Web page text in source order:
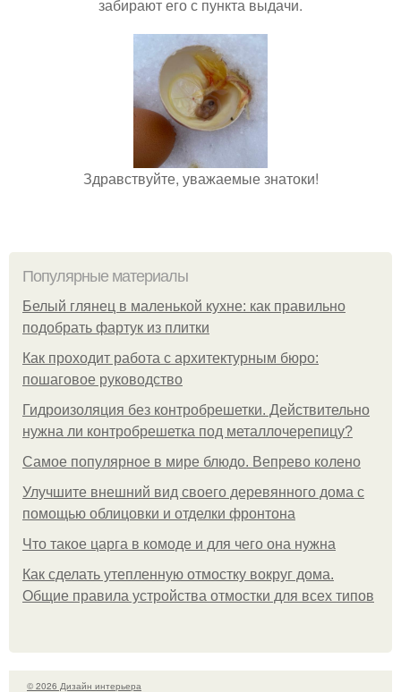
забирают его с пункта выдачи.
Здравствуйте, уважаемые знатоки!
Популярные материалы
Белый глянец в маленькой кухне: как правильно
подобрать фартук из плитки
Как проходит работа с архитектурным бюро:
пошаговое руководство
Гидроизоляция без контробрешетки. Действительно
нужна ли контробрешетка под металлочерепицу?
Самое популярное в мире блюдо. Вепрево колено
Улучшите внешний вид своего деревянного дома с
помощью облицовки и отделки фронтона
Что такое царга в комоде и для чего она нужна
Как сделать утепленную отмостку вокруг дома.
Общие правила устройства отмостки для всех типов
© 2026 Дизайн интерьера